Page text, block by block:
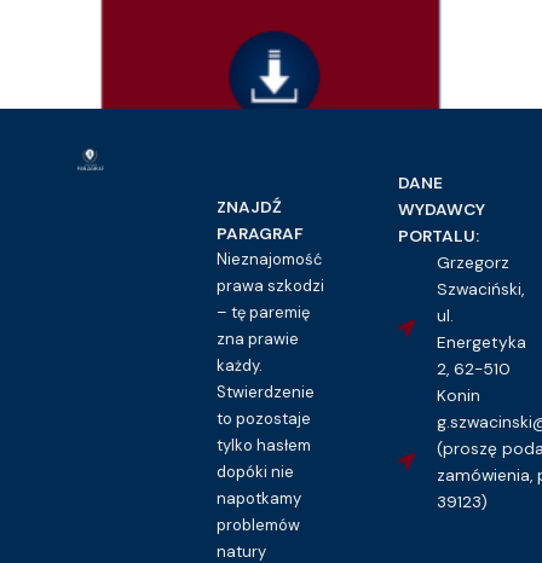
Wniosek o otwarcie i ogłoszenie testamentu – wzór
16.00zł
Kupuję dostęp do wzoru pisma
ZNAJDŹ
PARAGRAF
Nieznajomość
prawa szkodzi
– tę paremię
zna prawie
każdy.
Stwierdzenie
to pozostaje
tylko hasłem
dopóki nie
napotkamy
problemów
natury
DANE
WYDAWCY
PORTALU:
Grzegorz
Szwaciński,
ul.
Energetyka
2, 62-510
Konin
(proszę
zamówienia,
39123)